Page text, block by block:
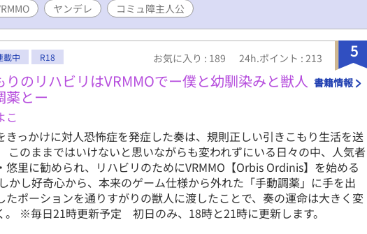
人物についての情報を持っていると疑われた。怯えた俺は逃
げ、追われ、けれどやがて捕まり。 ・・・俺が取った起死回
生の行動。それは、錬金術。ひょんなことから俺の錬金術を
気に入った男は、俺と同居することを決めるのであった。 し
かし。俺には秘密があった。絶対に誰にも言わないと誓って
いる、とある秘密が。 「なんであの人、一周目の俺、エリュ
にして、赤い髪の暗殺者が探している張本人。 そう、記憶を
無くした俺の、記憶を取り戻すための二度目のゲームが始ま
る。 ※最強の暗殺者×記憶喪失の錬金術師 ※全71話。執筆
完了済み。完結保障です ※恋愛要素はゆっくりと始まってき
ます ※攻めが暗殺者である関係で、残酷な描写もございま
す。仮想ゲームということでエフェクト処理をしているため
それほど派手ではありませんが、お気を付けください ※主人
ヤンデレ コミュ障主人公
5
載中 R18 お気に入り : 189 24h.ポイント : 213
りのリハビリはVRMMOでー僕と幼馴染みと獣人
薬とー
こ
書籍情報
きっかけに対人恐怖症を発症した奏は、規則正しい引きこもり生活を送
このままではいけないと思いながらも変われずにいる日々の中、人気者
悠里に勧められ、リハビリのためにVRMMO【Orbis Ordinis】を始める
かし好奇心から、本来のゲーム仕様から外れた「手動調薬」に手を出
たポーションを通りすがりの獣人に渡したことで、奏の運命は大きく変
。 ※毎日21時更新予定 初日のみ、18時と21時に更新します。